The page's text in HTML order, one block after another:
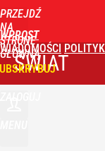
PRZEJDŹ
NA
STRONĘ
GŁÓWNĄ
WPROST
WIADOMOŚCI
ŚWIAT